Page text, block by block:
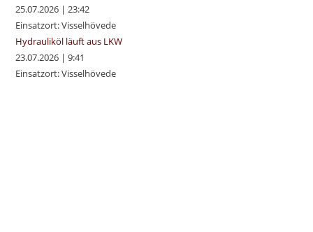
25.07.2026 |23:42
Einsatzort: Visselhövede
Hydrauliköl läuft aus LKW
23.07.2026 |9:41
Einsatzort: Visselhövede